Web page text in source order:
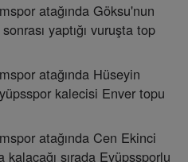
atağında Göksu'nun
yaptığı vuruşta top
atağında Hüseyin
kalecisi Enver topu
atağında Cen Ekinci
kalacağı sırada Eyüpssporlu